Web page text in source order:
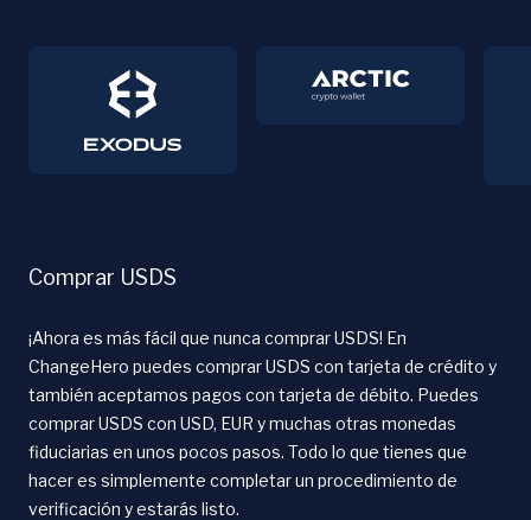
Comprar USDS
¡Ahora es más fácil que nunca comprar USDS! En
ChangeHero puedes comprar USDS con tarjeta de crédito y
también aceptamos pagos con tarjeta de débito. Puedes
comprar USDS con USD, EUR y muchas otras monedas
fiduciarias en unos pocos pasos. Todo lo que tienes que
hacer es simplemente completar un procedimiento de
verificación y estarás listo.